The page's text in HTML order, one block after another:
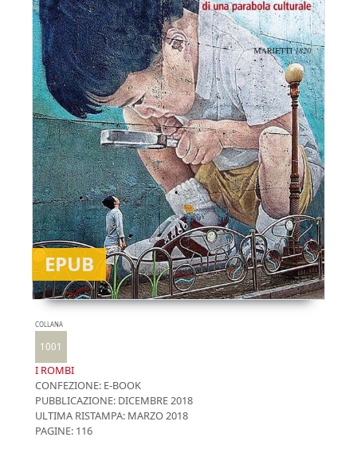
EPUB
COLLANA
1001
I ROMBI
CONFEZIONE: E-BOOK
PUBBLICAZIONE: DICEMBRE 2018
ULTIMA RISTAMPA: MARZO 2018
PAGINE: 116